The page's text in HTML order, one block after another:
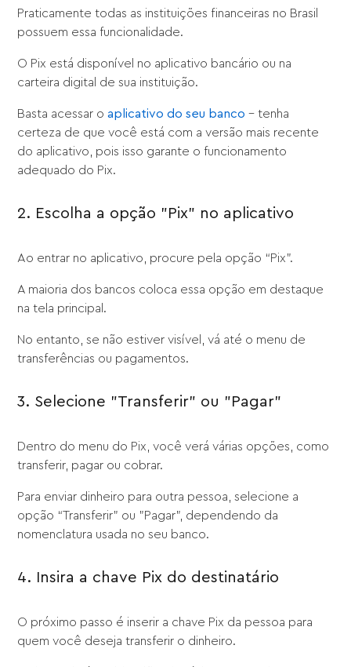
Praticamente todas as instituições financeiras no Brasil
possuem essa funcionalidade.
O Pix está disponível no aplicativo bancário ou na
carteira digital de sua instituição.
Basta acessar o aplicativo do seu banco – tenha
certeza de que você está com a versão mais recente
do aplicativo, pois isso garante o funcionamento
adequado do Pix.
2. Escolha a opção "Pix" no aplicativo
Ao entrar no aplicativo, procure pela opção “Pix”.
A maioria dos bancos coloca essa opção em destaque
na tela principal.
No entanto, se não estiver visível, vá até o menu de
transferências ou pagamentos.
3. Selecione "Transferir" ou "Pagar"
Dentro do menu do Pix, você verá várias opções, como
transferir, pagar ou cobrar.
Para enviar dinheiro para outra pessoa, selecione a
opção “Transferir” ou "Pagar", dependendo da
nomenclatura usada no seu banco.
4. Insira a chave Pix do destinatário
O próximo passo é inserir a chave Pix da pessoa para
quem você deseja transferir o dinheiro.